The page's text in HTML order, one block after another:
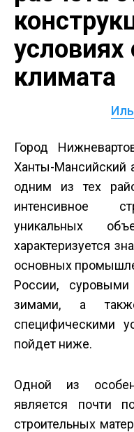
условиях
климата
Город
Ханты-Мансийский
одним из тех
интенсивное
уникальных
характеризуется
основных
России,
зимами, а
специфическими
пойдет ниже.
Одной из
является почти
строительных